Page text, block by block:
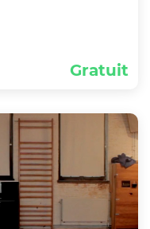
Gratuit